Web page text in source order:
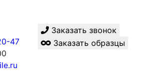
47
Заказать звонок
Заказать образцы